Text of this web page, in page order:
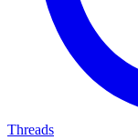
Threads